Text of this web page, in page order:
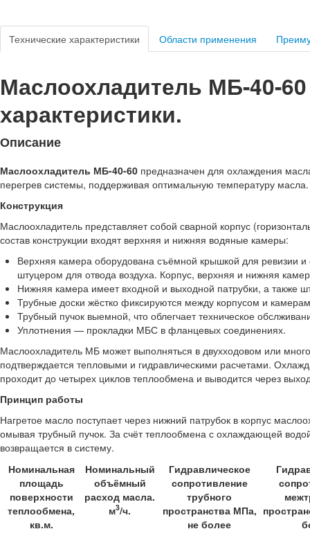
Технические характеристики Области применения
Маслоохладитель МБ-40-60
характеристики.
Описание
Маслоохладитель МБ-40-60 предназначен для охлаждения
перегрев системы, поддерживая оптимальную температуру масла.
Конструкция
Маслоохладитель представляет собой сварной корпус
состав конструкции входят верхняя и нижняя водяные камеры:
Верхняя камера оборудована съёмной крышкой для ревизии и
штуцером для отвода воздуха. Корпус, верхняя и нижняя
Нижняя камера имеет входной и выходной патрубки, а также
Трубные доски жёстко фиксируются между корпусом и
Трубный пучок выемной, что облегчает техническое
Уплотнения — прокладки МБС в фланцевых соединениях.
Маслоохладитель МБ может выполняться в двухходовом или
подтверждается тепловыми и гидравлическими расчетами.
проходит до четырех циклов теплообмена и выводится через
Принцип работы
Нагретое масло поступает через нижний патрубок в корпус
омывая трубный пучок. За счёт теплообмена с охлаждающей
возвращается в систему.
Номинальная
площадь
поверхности
теплообмена,
кв.м.
Номинальный
объёмный
расход масла.
м3/ч.
Гидравлическое
сопротивление
трубного
пространства МПа,
не более